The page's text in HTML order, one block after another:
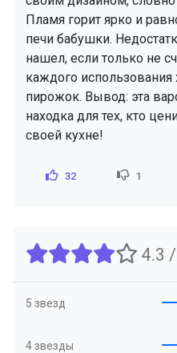
Пламя горит ярко и
печи бабушки.
нашел, если только не
каждого использования
пирожок. Вывод: эта
находка для тех, кто
своей кухне!
32 1
4.3
5 звезд
4 звезды